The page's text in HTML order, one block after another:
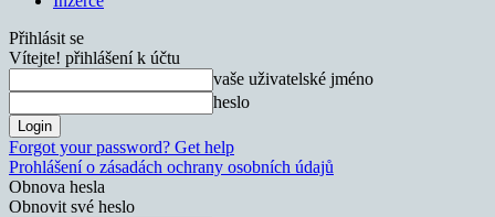
Přihlásit se
Vítejte! přihlášení k účtu
vaše uživatelské jméno
heslo
Forgot your password? Get help
Prohlášení o zásadách ochrany osobních údajů
Obnova hesla
Obnovit své heslo